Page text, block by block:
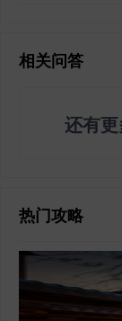
相关问答
还有
热门攻略